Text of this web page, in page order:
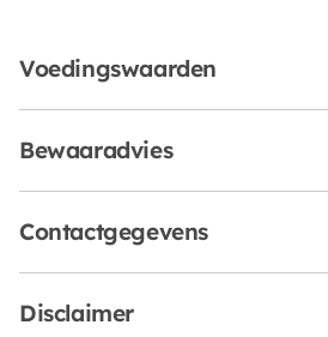
Voedingswaarden
Bewaaradvies
Contactgegevens
Disclaimer